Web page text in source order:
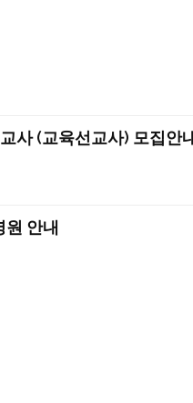
사 (교육선교사) 모집안
안내